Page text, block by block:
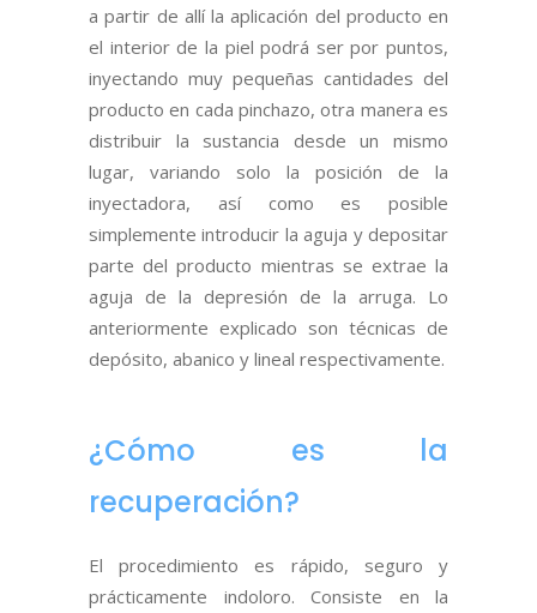
a partir de allí la aplicación del producto en
el interior de la piel podrá ser por puntos,
inyectando muy pequeñas cantidades del
producto en cada pinchazo, otra manera es
distribuir la sustancia desde un mismo
lugar, variando solo la posición de la
inyectadora, así como es posible
simplemente introducir la aguja y depositar
parte del producto mientras se extrae la
aguja de la depresión de la arruga. Lo
anteriormente explicado son técnicas de
depósito, abanico y lineal respectivamente.
¿Cómo es la
recuperación?
El procedimiento es rápido, seguro y
prácticamente indoloro. Consiste en la